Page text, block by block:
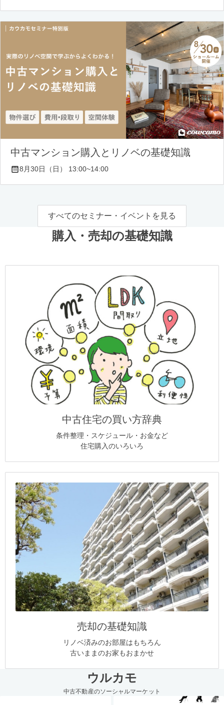
中古マンション購入とリノベの基礎知識
8月30日（日） 13:00~14:00
すべてのセミナー・イベントを見る
購入・売却の基礎知識
中古住宅の買い方辞典
条件整理・スケジュール・お金など
住宅購入のいろいろ
売却の基礎知識
リノベ済みのお部屋はもちろん
古いままのお家もおまかせ
ウルカモ
中古不動産のソーシャルマーケット